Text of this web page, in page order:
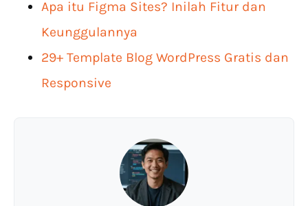
Apa itu Figma Sites? Inilah Fitur dan
Keunggulannya
29+ Template Blog WordPress Gratis dan
Responsive